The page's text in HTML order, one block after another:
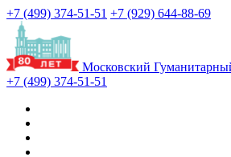
+7 (499) 374-51-51 +7 (929) 644-88-69
Московский
+7 (499) 374-51-51